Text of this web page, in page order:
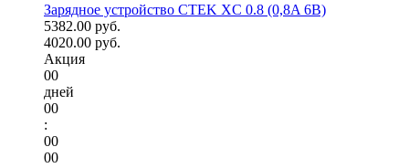
Зарядное устройство CTEK XC 0.8 (0,8A 6В)
5382.00 руб.
4020.00 руб.
Акция
00
дней
00
:
00
00